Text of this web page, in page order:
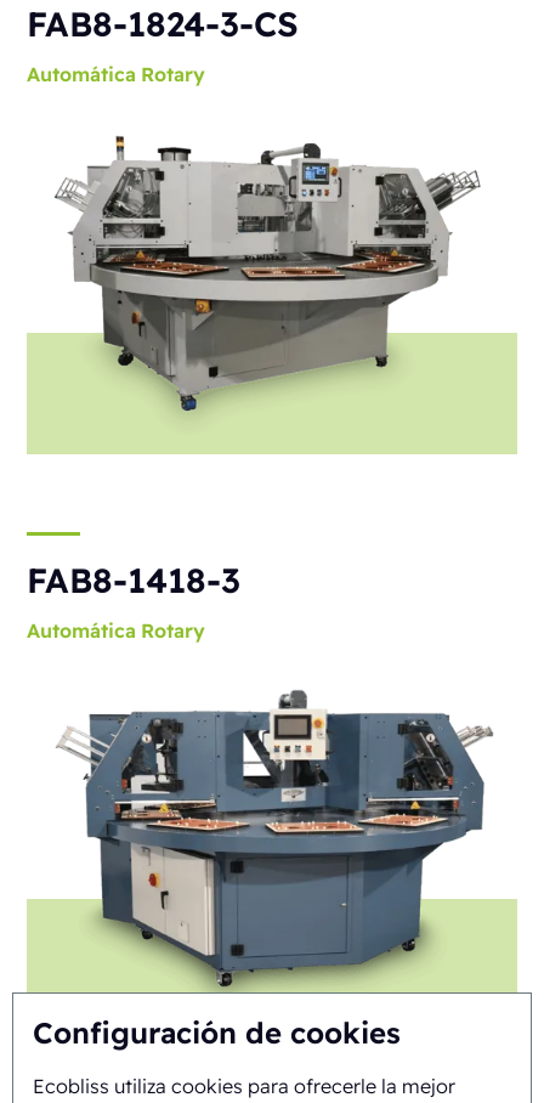
Configuración de cookies
Ecobliss utiliza cookies para ofrecerle la mejor
FAB8-1824-3-CS
Automática Rotary
FAB8-1418-3
Automática Rotary